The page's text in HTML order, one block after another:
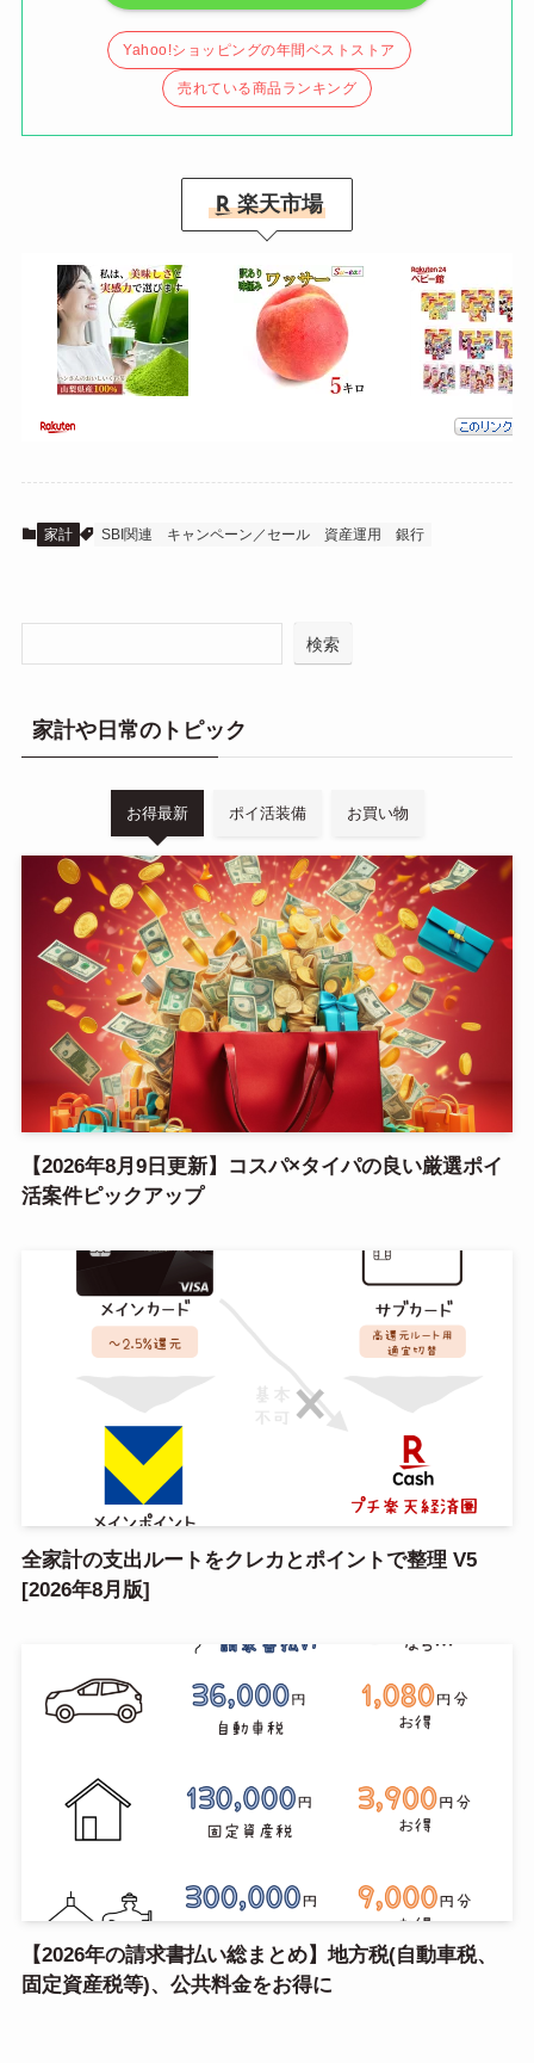
Yahoo!ショッピングの年間ベストストア
売れている商品ランキング
楽天市場
家計 SBI関連 キャンペーン／セール 資産運用 銀行
検索
家計や日常のトピック
お得最新 ポイ活装備 お買い物
【2026年8月9日更新】コスパ×タイパの良い厳選ポイ
活案件ピックアップ
全家計の支出ルートをクレカとポイントで整理 V5
[2026年8月版]
【2026年の請求書払い総まとめ】地方税(自動車税、
固定資産税等)、公共料金をお得に